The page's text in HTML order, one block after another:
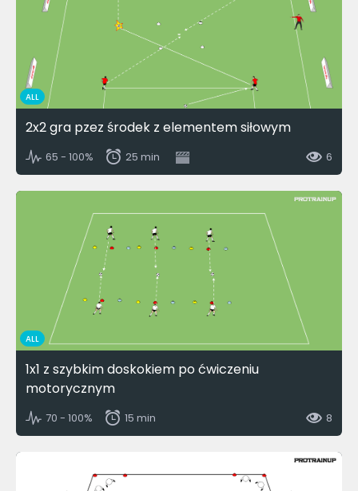
ALL
2x2 gra pzez środek z elementem siłowym
65 - 100% 25 min 6
ALL
1x1 z szybkim doskokiem po ćwiczeniu
motorycznym
70 - 100% 15 min 8